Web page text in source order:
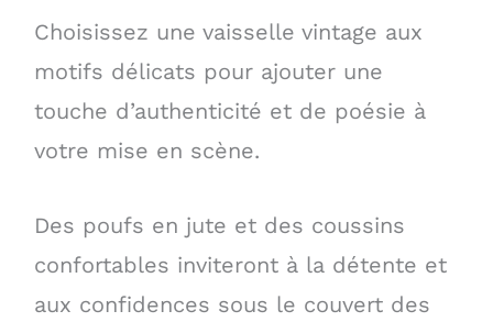
Choisissez une vaisselle vintage aux
motifs délicats pour ajouter une
touche d’authenticité et de poésie à
votre mise en scène.
Des poufs en jute et des coussins
confortables inviteront à la détente et
aux confidences sous le couvert des